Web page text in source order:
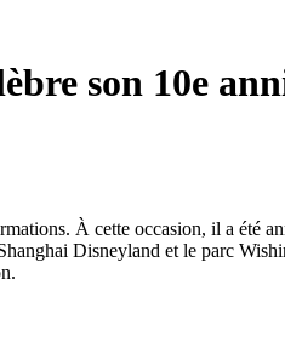
son 10e
À cette occasion, il a été
Disneyland et le parc